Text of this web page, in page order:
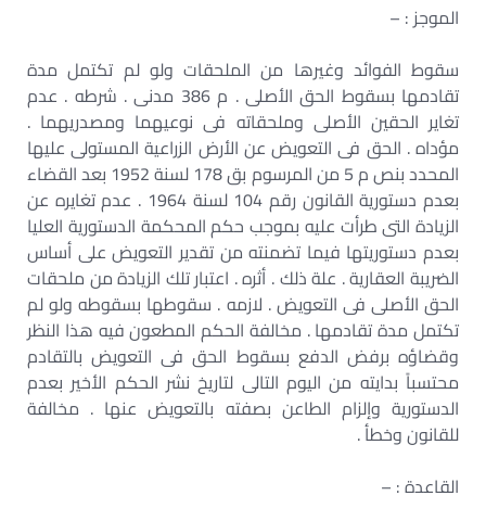
الموجز : –
سقوط الفوائد وغيرها من الملحقات ولو لم تكتمل مدة
تقادمها بسقوط الحق الأصلى . م 386 مدنى . شرطه . عدم
تغاير الحقين الأصلى وملحقاته فى نوعيهما ومصدريهما .
مؤداه . الحق فى التعويض عن الأرض الزراعية المستولى عليها
المحدد بنص م 5 من المرسوم بق 178 لسنة 1952 بعد القضاء
بعدم دستورية القانون رقم 104 لسنة 1964 . عدم تغايره عن
الزيادة التى طرأت عليه بموجب حكم المحكمة الدستورية العليا
بعدم دستوريتها فيما تضمنته من تقدير التعويض على أساس
الضريبة العقارية . علة ذلك . أثره . اعتبار تلك الزيادة من ملحقات
الحق الأصلى فى التعويض . لازمه . سقوطها بسقوطه ولو لم
تكتمل مدة تقادمها . مخالفة الحكم المطعون فيه هذا النظر
وقضاؤه برفض الدفع بسقوط الحق فى التعويض بالتقادم
محتسباً بدايته من اليوم التالى لتاريخ نشر الحكم الأخير بعدم
الدستورية وإلزام الطاعن بصفته بالتعويض عنها . مخالفة
للقانون وخطأ .
القاعدة : –